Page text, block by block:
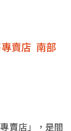
賣店 南部
賣店」，是間